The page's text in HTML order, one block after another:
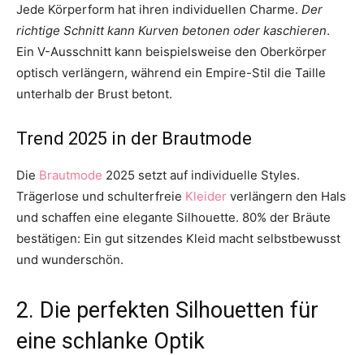
Jede Körperform hat ihren individuellen Charme. Der
richtige Schnitt kann Kurven betonen oder kaschieren.
Ein V-Ausschnitt kann beispielsweise den Oberkörper
optisch verlängern, während ein Empire-Stil die Taille
unterhalb der Brust betont.
Trend 2025 in der Brautmode
Die Brautmode 2025 setzt auf individuelle Styles.
Trägerlose und schulterfreie Kleider verlängern den Hals
und schaffen eine elegante Silhouette. 80% der Bräute
bestätigen: Ein gut sitzendes Kleid macht selbstbewusst
und wunderschön.
2. Die perfekten Silhouetten für
eine schlanke Optik